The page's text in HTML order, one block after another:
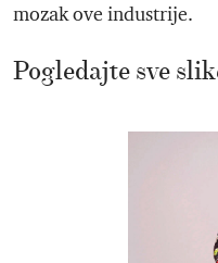
mozak ove industrije.
Pogledajte sve